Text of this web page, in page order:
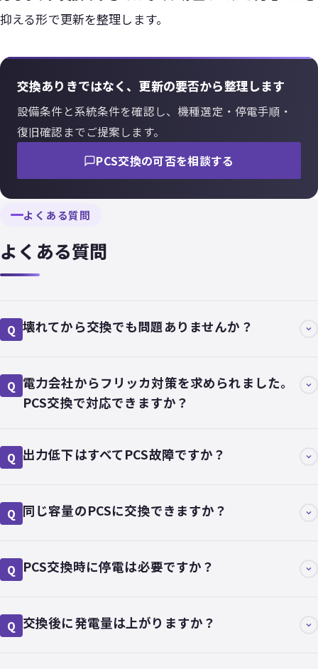
抑える形で更新を整理します。
交換ありきではなく、更新の要否から整理します
設備条件と系統条件を確認し、機種選定・停電手順・
復旧確認までご提案します。
PCS交換の可否を相談する
よくある質問
よくある質問
Q 壊れてから交換でも問題ありませんか？
Q 電力会社からフリッカ対策を求められました。
PCS交換で対応できますか？
Q 出力低下はすべてPCS故障ですか？
Q 同じ容量のPCSに交換できますか？
Q PCS交換時に停電は必要ですか？
Q 交換後に発電量は上がりますか？